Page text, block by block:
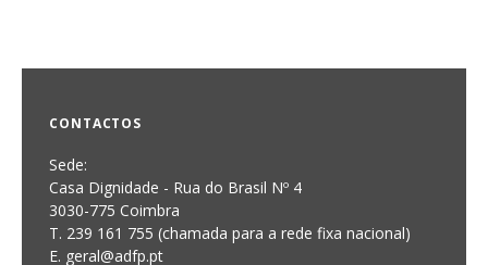
CONTACTOS
Sede:
Casa Dignidade - Rua do Brasil Nº 4
3030-775 Coimbra
T. 239 161 755 (chamada para a rede fixa nacional)
E. geral@adfp.pt